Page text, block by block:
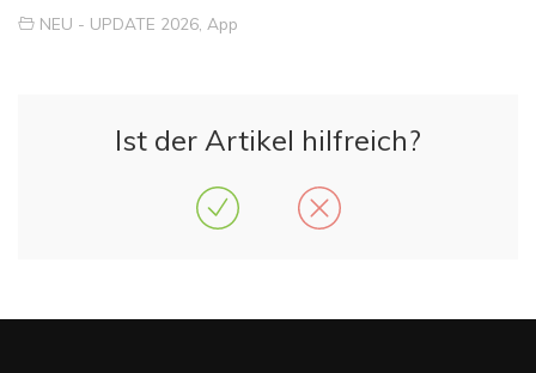
NEU - UPDATE 2026 App
Ist der Artikel hilfreich?